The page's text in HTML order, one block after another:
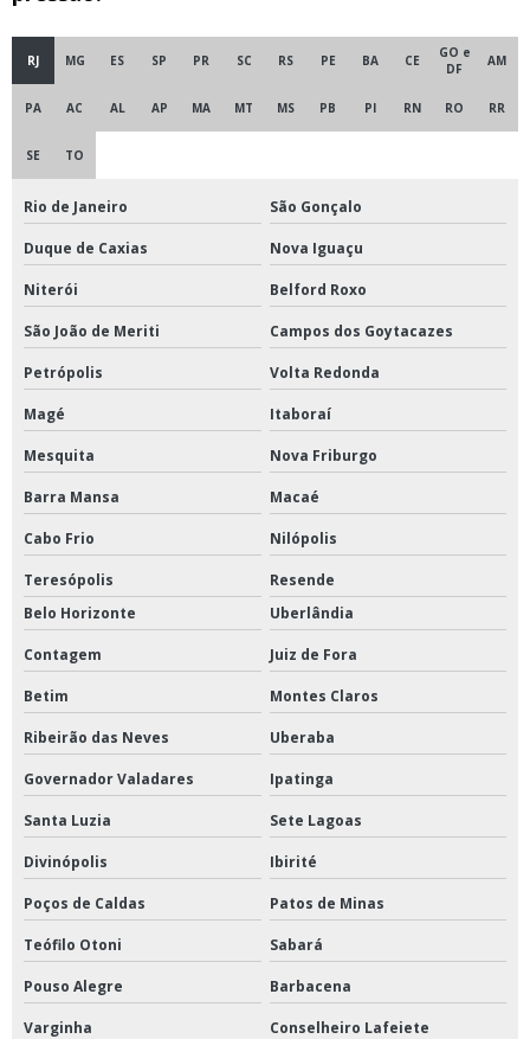
Distribuidor deca em são paulo
Distribuidor material para combate à incêndio
Distribuidor mga valvulas
Distribuidor sprinkler
Distribuidor tubos aço carbono
Distribuidor tubos para caldeira
Distribuidora de material de incendio
Distribuidores tubos galvanizados
Flange aço carbono
Flanges aço carbono para solda
Flanges aço carbono preço
Fornecedor tubo galvanizado
Fornecedor válvula borboleta
Material para combate a incendio
Tampão storz
Tubo aço carbono
Tubo aço carbono sem costura
Tubo com costura
RJ MG ES SP PR SC RS PE BA CE
GO e
DF
AM
PA AC AL AP MA MT MS PB PI RN RO RR
SE TO
Rio de Janeiro São Gonçalo
Duque de Caxias Nova Iguaçu
Niterói Belford Roxo
São João de Meriti Campos dos Goytacazes
Petrópolis Volta Redonda
Magé Itaboraí
Mesquita Nova Friburgo
Barra Mansa Macaé
Cabo Frio Nilópolis
Teresópolis
Resende
Belo Horizonte
Uberlândia
Contagem Juiz de Fora
Betim Montes Claros
Ribeirão das Neves Uberaba
Governador Valadares Ipatinga
Santa Luzia Sete Lagoas
Divinópolis Ibirité
Poços de Caldas Patos de Minas
Teófilo Otoni Sabará
Pouso Alegre Barbacena
Varginha Conselheiro Lafeiete